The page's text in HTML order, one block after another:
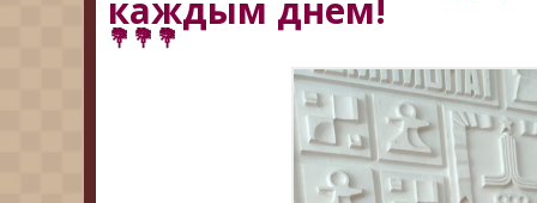
каждым днем!